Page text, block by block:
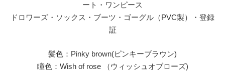
ート・ワンピース
ドロワーズ・ソックス・ブーツ・ゴーグル（PVC製）・登録
証
髪色：Pinky brown(ピンキーブラウン)
瞳色：Wish of rose （ウィッシュオブローズ)